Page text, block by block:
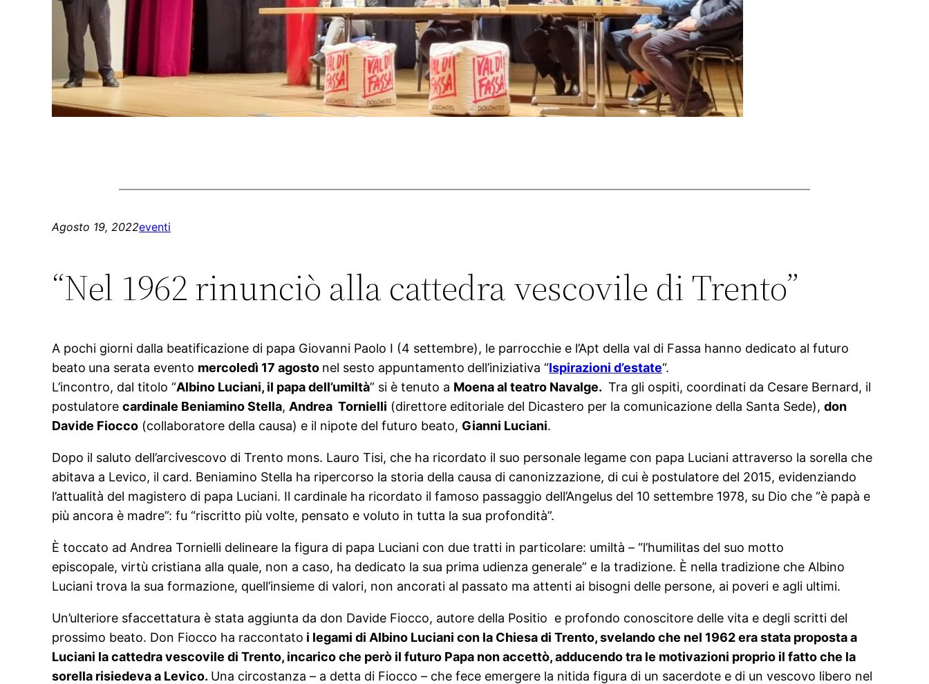
Agosto 19, 2022eventi
“Nel 1962 rinunciò alla cattedra vescovile di Trento”
A pochi giorni dalla beatificazione di papa Giovanni Paolo I (4 settembre), le parrocchie e l’Apt della val di Fassa hanno dedicato al futuro
beato una serata evento mercoledì 17 agosto nel sesto appuntamento dell’iniziativa “Ispirazioni d’estate“.
L’incontro, dal titolo “Albino Luciani, il papa dell’umiltà” si è tenuto a Moena al teatro Navalge. Tra gli ospiti, coordinati da Cesare Bernard, il
postulatorecardinale Beniamino Stella, Andrea Tornielli (direttore editoriale del Dicastero per la comunicazione della Santa Sede),don
Davide Fiocco (collaboratore della causa) e il nipote del futuro beato, Gianni Luciani.
Dopo il saluto dell’arcivescovo di Trento mons. Lauro Tisi, che ha ricordato il suo personale legame con papa Luciani attraverso la sorella che
abitava a Levico, il card. Beniamino Stella ha ripercorso la storia della causa di canonizzazione, di cui è postulatore del 2015, evidenziando
l’attualità del magistero di papa Luciani. Il cardinale ha ricordato il famoso passaggio dell’Angelus del 10 settembre 1978, su Dio che “è papà e
più ancora è madre”: fu “riscritto più volte, pensato e voluto in tutta la sua profondità”.
È toccato ad Andrea Tornielli delineare la figura di papa Luciani con due tratti in particolare: umiltà – “l’humilitas del suo motto
episcopale, virtù cristiana alla quale, non a caso, ha dedicato la sua prima udienza generale” e la tradizione. È nella tradizione che Albino
Luciani trova la sua formazione, quell’insieme di valori, non ancorati al passato ma attenti ai bisogni delle persone, ai poveri e agli ultimi.
Un’ulteriore sfaccettatura è stata aggiunta da don Davide Fiocco, autore della Positio e profondo conoscitore delle vita e degli scritti del
prossimo beato. Don Fiocco ha raccontato i legami di Albino Luciani con la Chiesa di Trento, svelando che nel 1962 era stata proposta a
Luciani la cattedra vescovile di Trento, incarico che però il futuro Papa non accettò, adducendo tra le motivazioni proprio il fatto che la
sorella risiedeva a Levico. Una circostanza – a detta di Fiocco – che fece emergere la nitida figura di un sacerdote e di un vescovo libero nel